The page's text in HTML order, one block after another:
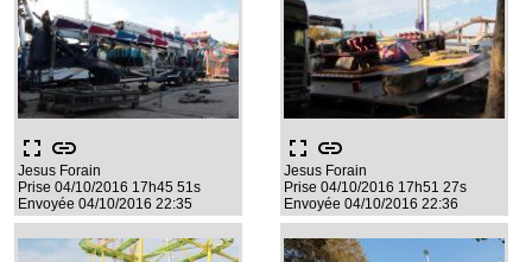
fullscreen link
Jesus Forain
Prise 04/10/2016 17h45 51s
Envoyée 04/10/2016 22:35
fullscreen link
Jesus Forain
Prise 04/10/2016 17h51 27s
Envoyée 04/10/2016 22:36